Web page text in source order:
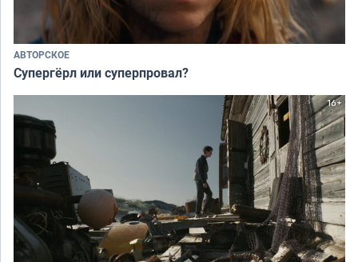
АВТОРСКОЕ
Супергёрл или суперпровал?